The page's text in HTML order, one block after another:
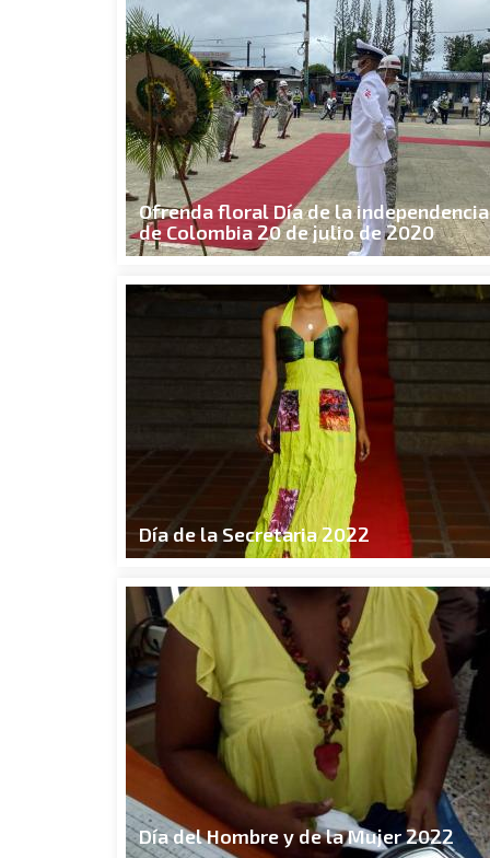
Ofrenda floral Día de la independencia
de Colombia 20 de julio de 2020
Día de la Secretaria 2022
Día del Hombre y de la Mujer 2022